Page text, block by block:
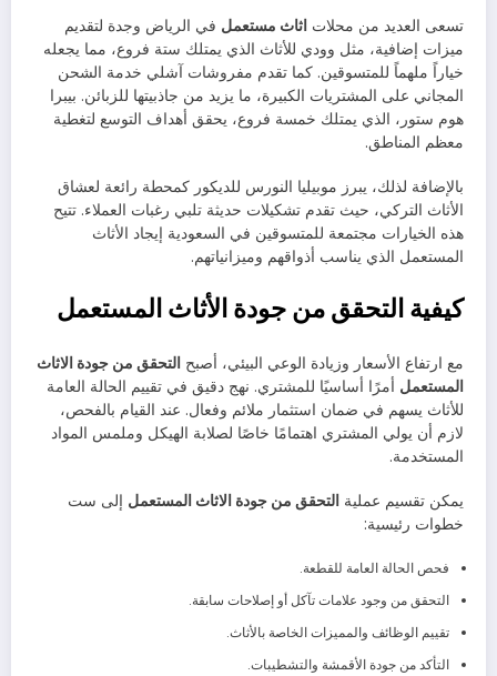
تسعى العديد من محلات اثاث مستعمل في الرياض وجدة لتقديم
ميزات إضافية، مثل وودي للأثاث الذي يمتلك ستة فروع، مما يجعله
خياراً ملهماً للمتسوقين. كما تقدم مفروشات آشلي خدمة الشحن
المجاني على المشتريات الكبيرة، ما يزيد من جاذبيتها للزبائن. بيبرا
هوم ستور، الذي يمتلك خمسة فروع، يحقق أهداف التوسع لتغطية
معظم المناطق.
بالإضافة لذلك، يبرز موبيليا النورس للديكور كمحطة رائعة لعشاق
الأثاث التركي، حيث تقدم تشكيلات حديثة تلبي رغبات العملاء. تتيح
هذه الخيارات مجتمعة للمتسوقين في السعودية إيجاد الأثاث
المستعمل الذي يناسب أذواقهم وميزانياتهم.
كيفية التحقق من جودة الأثاث المستعمل
مع ارتفاع الأسعار وزيادة الوعي البيئي، أصبح التحقق من جودة الاثاث
المستعمل أمرًا أساسيًا للمشتري. نهج دقيق في تقييم الحالة العامة
للأثاث يسهم في ضمان استثمار ملائم وفعال. عند القيام بالفحص،
لازم أن يولي المشتري اهتمامًا خاصًا لصلابة الهيكل وملمس المواد
المستخدمة.
يمكن تقسيم عملية التحقق من جودة الاثاث المستعمل إلى ست
خطوات رئيسية:
فحص الحالة العامة للقطعة.
التحقق من وجود علامات تآكل أو إصلاحات سابقة.
تقييم الوظائف والمميزات الخاصة بالأثاث.
التأكد من جودة الأقمشة والتشطيبات.